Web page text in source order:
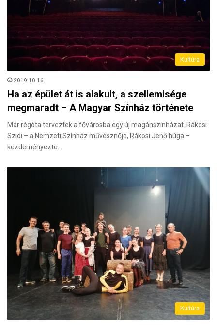
Kultúra
2019.10.16.
Ha az épület át is alakult, a szellemisége
megmaradt – A Magyar Színház története
Már régóta terveztek a fővárosba egy új magánszínházat. Rákosi
Szidi – a Nemzeti Színház művésznője, Rákosi Jenő húga –
kezdeményezte…
Kultúra